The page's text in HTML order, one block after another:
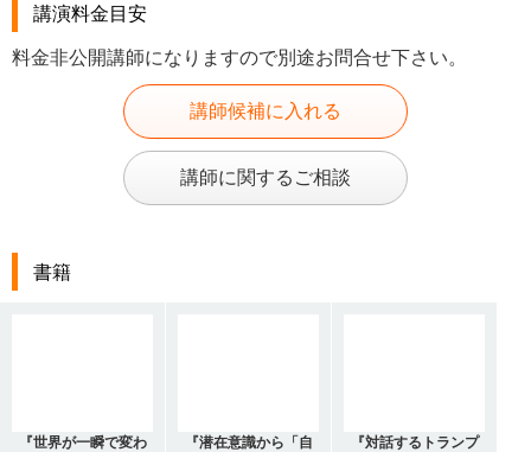
講演料金目安
料金非公開講師になりますので別途お問合せ下さい。
講師候補に入れる
講師に関するご相談
書籍
『世界が一瞬で変わ
『潜在意識から「自
『対話するトランプ